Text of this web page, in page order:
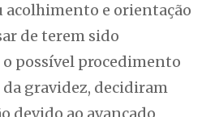
acolhimento e orientação
de terem sido
possível procedimento
gravidez, decidiram